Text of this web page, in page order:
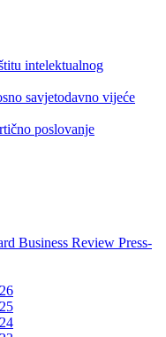
intelektualnog
savjetodavno vijeće
poslovanje
Business Review Press-